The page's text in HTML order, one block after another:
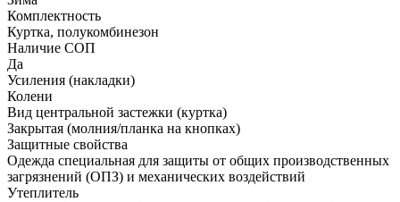
Комплектность
Куртка, полукомбинезон
Наличие СОП
Да
Усиления (накладки)
Колени
Вид центральной застежки (куртка)
Закрытая (молния/планка на кнопках)
Защитные свойства
Одежда специальная для защиты от общих производственных
загрязнений (ОПЗ) и механических воздействий
Утеплитель